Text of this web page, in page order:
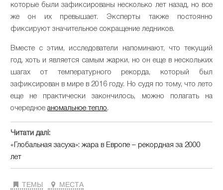
которые были зафиксированы несколько лет назад, но все
же он их превышает. Эксперты также постоянно
фиксируют значительное сокращение ледников.
Вместе с этим, исследователи напоминают, что текущий
год, хоть и является самым жарки, но он еще в нескольких
шагах от температурного рекорда, который был
зафиксирован в мире в 2016 году. Но судя по тому, что лето
еще не практически закончилось, можно полагать на
очередноеаномальное тепло.
Читати далі:
«Глобальная засуха»: жара в Европе – рекордная за 2000
лет
ТЕМЫ МЕСТА